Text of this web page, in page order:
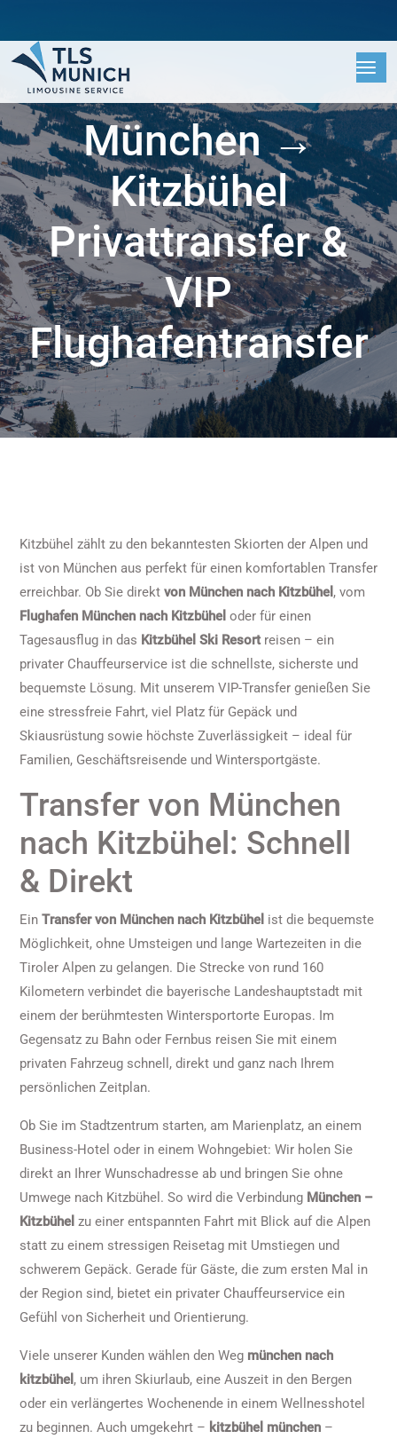
München →
Kitzbühel
Privattransfer &
VIP
Flughafentransfer
Kitzbühel zählt zu den bekanntesten Skiorten der Alpen und
ist von München aus perfekt für einen komfortablen Transfer
erreichbar. Ob Sie direkt von München nach Kitzbühel , vom
Flughafen München nach Kitzbühel oder für einen
Tagesausflug in das Kitzbühel Ski Resortreisen – ein
privater Chauffeurservice ist die schnellste, sicherste und
bequemste Lösung. Mit unserem VIP-Transfer genießen Sie
eine stressfreie Fahrt, viel Platz für Gepäck und
Skiausrüstung sowie höchste Zuverlässigkeit – ideal für
Familien, Geschäftsreisende und Wintersportgäste.
Transfer von München
nach Kitzbühel: Schnell
& Direkt
Ein Transfer von München nach Kitzbühel ist die bequemste
Möglichkeit, ohne Umsteigen und lange Wartezeiten in die
Tiroler Alpen zu gelangen. Die Strecke von rund 160
Kilometern verbindet die bayerische Landeshauptstadt mit
einem der berühmtesten Wintersportorte Europas. Im
Gegensatz zu Bahn oder Fernbus reisen Sie mit einem
privaten Fahrzeug schnell, direkt und ganz nach Ihrem
persönlichen Zeitplan.
Ob Sie im Stadtzentrum starten, am Marienplatz, an einem
Business-Hotel oder in einem Wohngebiet: Wir holen Sie
direkt an Ihrer Wunschadresse ab und bringen Sie ohne
Umwege nach Kitzbühel. So wird die Verbindung München –
Kitzbühel zu einer entspannten Fahrt mit Blick auf die Alpen
statt zu einem stressigen Reisetag mit Umstiegen und
schwerem Gepäck. Gerade für Gäste, die zum ersten Mal in
der Region sind, bietet ein privater Chauffeurservice ein
Gefühl von Sicherheit und Orientierung.
Viele unserer Kunden wählen den Weg münchen nach
kitzbühel , um ihren Skiurlaub, eine Auszeit in den Bergen
oder ein verlängertes Wochenende in einem Wellnesshotel
zu beginnen. Auch umgekehrt – kitzbühel münchen –